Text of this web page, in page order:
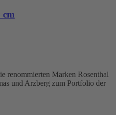
cm
renommierten Marken Rosenthal
und Arzberg zum Portfolio der